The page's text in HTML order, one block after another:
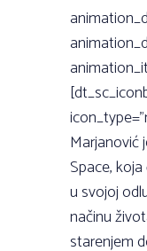
Marjanović
Space,
u svojoj
načinu
starenjem